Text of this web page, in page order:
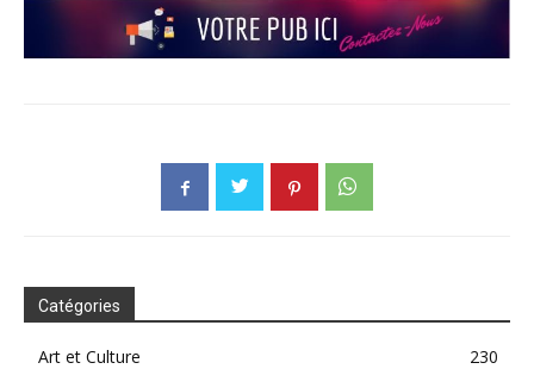
Catégories
Art et Culture
230